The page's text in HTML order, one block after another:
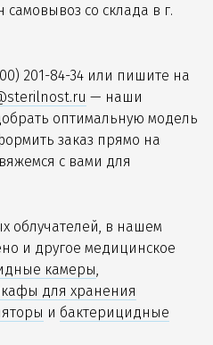
со склада в г.
201-84-34 или пишите на
— наши
оптимальную модель
заказ прямо на
с вами для
облучателей, в нашем
и другое медицинское
камеры,
для хранения
и бактерицидные